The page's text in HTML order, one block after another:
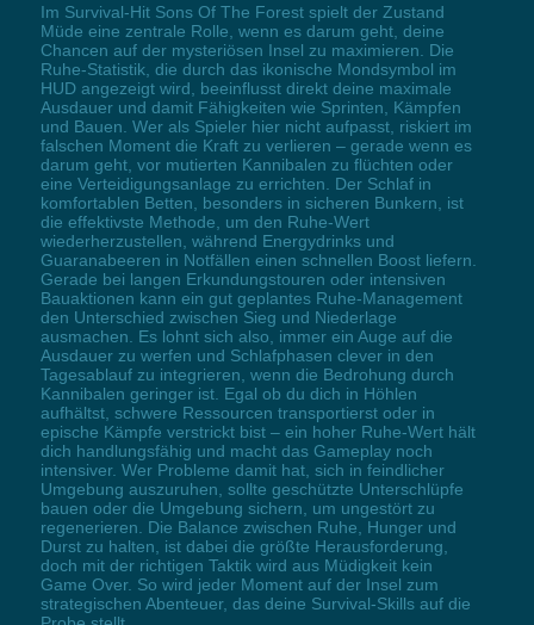
Im Survival-Hit Sons Of The Forest spielt der Zustand
Müde eine zentrale Rolle, wenn es darum geht, deine
Chancen auf der mysteriösen Insel zu maximieren. Die
Ruhe-Statistik, die durch das ikonische Mondsymbol im
HUD angezeigt wird, beeinflusst direkt deine maximale
Ausdauer und damit Fähigkeiten wie Sprinten, Kämpfen
und Bauen. Wer als Spieler hier nicht aufpasst, riskiert im
falschen Moment die Kraft zu verlieren – gerade wenn es
darum geht, vor mutierten Kannibalen zu flüchten oder
eine Verteidigungsanlage zu errichten. Der Schlaf in
komfortablen Betten, besonders in sicheren Bunkern, ist
die effektivste Methode, um den Ruhe-Wert
wiederherzustellen, während Energydrinks und
Guaranabeeren in Notfällen einen schnellen Boost liefern.
Gerade bei langen Erkundungstouren oder intensiven
Bauaktionen kann ein gut geplantes Ruhe-Management
den Unterschied zwischen Sieg und Niederlage
ausmachen. Es lohnt sich also, immer ein Auge auf die
Ausdauer zu werfen und Schlafphasen clever in den
Tagesablauf zu integrieren, wenn die Bedrohung durch
Kannibalen geringer ist. Egal ob du dich in Höhlen
aufhältst, schwere Ressourcen transportierst oder in
epische Kämpfe verstrickt bist – ein hoher Ruhe-Wert hält
dich handlungsfähig und macht das Gameplay noch
intensiver. Wer Probleme damit hat, sich in feindlicher
Umgebung auszuruhen, sollte geschützte Unterschlüpfe
bauen oder die Umgebung sichern, um ungestört zu
regenerieren. Die Balance zwischen Ruhe, Hunger und
Durst zu halten, ist dabei die größte Herausforderung,
doch mit der richtigen Taktik wird aus Müdigkeit kein
Game Over. So wird jeder Moment auf der Insel zum
strategischen Abenteuer, das deine Survival-Skills auf die